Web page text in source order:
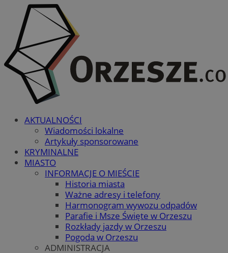
AKTUALNOŚCI
Wiadomości lokalne
Artykuły sponsorowane
KRYMINALNE
MIASTO
INFORMACJE O MIEŚCIE
Historia miasta
Ważne adresy i telefony
Harmonogram wywozu odpadów
Parafie i Msze Święte w Orzeszu
Rozkłady jazdy w Orzeszu
Pogoda w Orzeszu
ADMINISTRACJA